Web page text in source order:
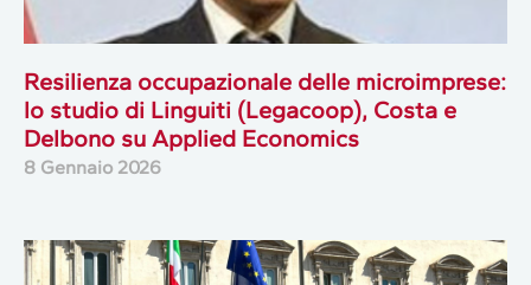
Resilienza occupazionale delle microimprese:
lo studio di Linguiti (Legacoop), Costa e
Delbono su Applied Economics
8 Gennaio 2026